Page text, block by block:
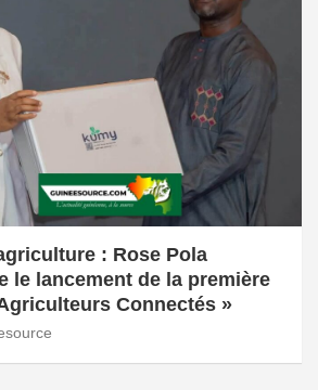
: Rose Pola
le lancement de la première
Connectés »